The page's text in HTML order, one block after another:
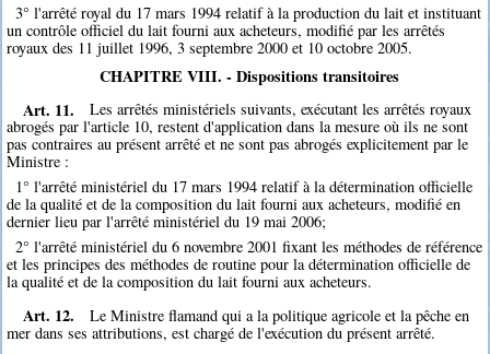
3° l'arrêté royal du 17 mars 1994 relatif à la production du lait et instituant
un contrôle officiel du lait fourni aux acheteurs, modifié par les arrêtés
royaux des 11 juillet 1996, 3 septembre 2000 et 10 octobre 2005.
CHAPITRE VIII. - Dispositions transitoires
Art. 11.
Les arrêtés ministériels suivants, exécutant les arrêtés royaux
abrogés par l'article 10, restent d'application dans la mesure où ils ne sont
pas contraires au présent arrêté et ne sont pas abrogés explicitement par le
Ministre :
1° l'arrêté ministériel du 17 mars 1994 relatif à la détermination officielle
de la qualité et de la composition du lait fourni aux acheteurs, modifié en
dernier lieu par l'arrêté ministériel du 19 mai 2006;
2° l'arrêté ministériel du 6 novembre 2001 fixant les méthodes de référence
et les principes des méthodes de routine pour la détermination officielle de
la qualité et de la composition du lait fourni aux acheteurs.
Art. 12.
Le Ministre flamand qui a la politique agricole et la pêche en
mer dans ses attributions, est chargé de l'exécution du présent arrêté.